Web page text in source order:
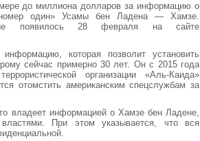
до миллиона долларов за информацию о
номер один» Усамы бен Ладена — Хамзе.
появилось 28 февраля на сайте
которая позволит установить
сейчас примерно 30 лет. Он с 2015 года
организации «Аль-Каида»
отомстить американским спецслужбам за
владеет информацией о Хамзе бен Ладене,
При этом указывается, что вся